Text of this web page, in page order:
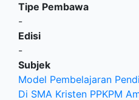
Tipe Pembawa
-
Edisi
-
Subjek
Model Pembelajaran
Di SMA Kristen PPKPM